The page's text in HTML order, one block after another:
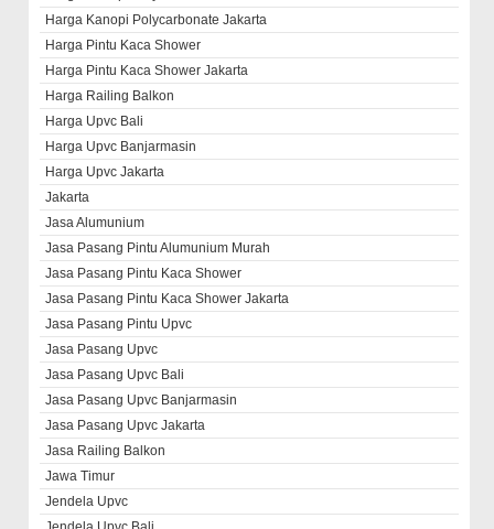
Harga Kanopi Polycarbonate Jakarta
Harga Pintu Kaca Shower
Harga Pintu Kaca Shower Jakarta
Harga Railing Balkon
Harga Upvc Bali
Harga Upvc Banjarmasin
Harga Upvc Jakarta
Jakarta
Jasa Alumunium
Jasa Pasang Pintu Alumunium Murah
Jasa Pasang Pintu Kaca Shower
Jasa Pasang Pintu Kaca Shower Jakarta
Jasa Pasang Pintu Upvc
Jasa Pasang Upvc
Jasa Pasang Upvc Bali
Jasa Pasang Upvc Banjarmasin
Jasa Pasang Upvc Jakarta
Jasa Railing Balkon
Jawa Timur
Jendela Upvc